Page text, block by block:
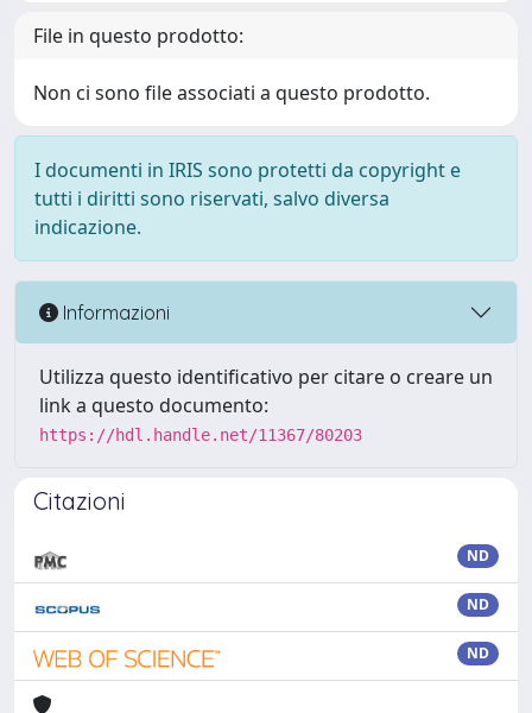
File in questo prodotto:
Non ci sono file associati a questo prodotto.
I documenti in IRIS sono protetti da copyright e
tutti i diritti sono riservati, salvo diversa
indicazione.
Informazioni
Utilizza questo identificativo per citare o creare un
link a questo documento:
https://hdl.handle.net/11367/80203
Citazioni
ND
ND
ND